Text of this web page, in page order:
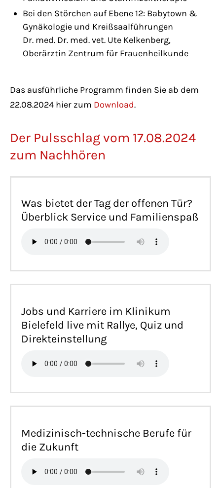
Bei den Störchen auf Ebene 12: Babytown &
Gynäkologie und Kreißsaalführungen
Dr. med. Dr. med. vet. Ute Kelkenberg,
Oberärztin Zentrum für Frauenheilkunde
Das ausführliche Programm finden Sie ab dem
22.08.2024 hier zum Download.
Der Pulsschlag vom 17.08.2024
zum Nachhören
Was bietet der Tag der offenen Tür?
Überblick Service und Familienspaß
Jobs und Karriere im Klinikum
Bielefeld live mit Rallye, Quiz und
Direkteinstellung
Medizinisch-technische Berufe für
die Zukunft